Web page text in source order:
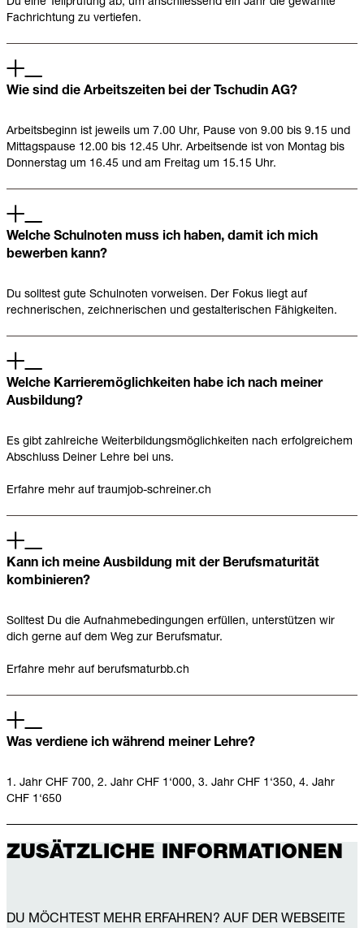
Du eine Teilprüfung ab, um anschliessend ein Jahr die gewählte
Fachrichtung zu vertiefen.
Wie sind die Arbeitszeiten bei der Tschudin AG?
Arbeitsbeginn ist jeweils um 7.00 Uhr, Pause von 9.00 bis 9.15 und
Mittagspause 12.00 bis 12.45 Uhr. Arbeitsende ist von Montag bis
Donnerstag um 16.45 und am Freitag um 15.15 Uhr.
Welche Schulnoten muss ich haben, damit ich mich
bewerben kann?
Du solltest gute Schulnoten vorweisen. Der Fokus liegt auf
rechnerischen, zeichnerischen und gestalterischen Fähigkeiten.
Welche Karrieremöglichkeiten habe ich nach meiner
Ausbildung?
Es gibt zahlreiche Weiterbildungsmöglichkeiten nach erfolgreichem
Abschluss Deiner Lehre bei uns.
Erfahre mehr auf traumjob-schreiner.ch
Kann ich meine Ausbildung mit der Berufsmaturität
kombinieren?
Solltest Du die Aufnahmebedingungen erfüllen, unterstützen wir
dich gerne auf dem Weg zur Berufsmatur.
Erfahre mehr auf berufsmaturbb.ch
Was verdiene ich während meiner Lehre?
1. Jahr CHF 700, 2. Jahr CHF 1‘000, 3. Jahr CHF 1‘350, 4. Jahr
CHF 1‘650
ZUSÄTZLICHE INFORMATIONEN
DU MÖCHTEST MEHR ERFAHREN? AUF DER WEBSEITE